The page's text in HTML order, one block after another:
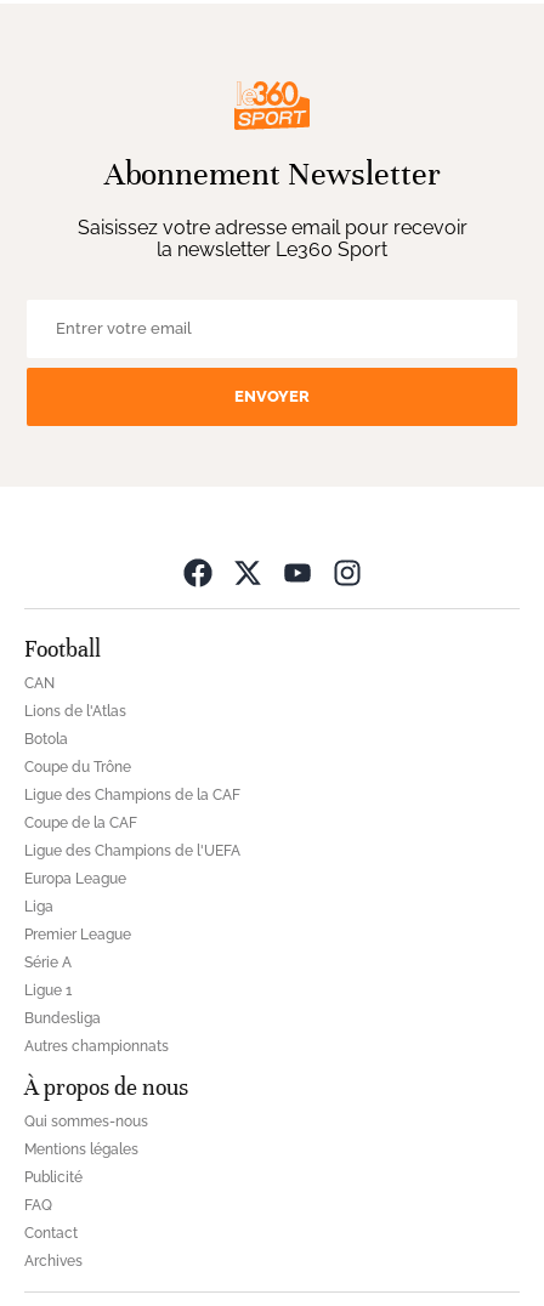
Abonnement Newsletter
Saisissez votre adresse email pour recevoir
la newsletter Le360 Sport
ENVOYER
Football
CAN
Lions de l'Atlas
Botola
Coupe du Trône
Ligue des Champions de la CAF
Coupe de la CAF
Ligue des Champions de l'UEFA
Europa League
Liga
Premier League
Série A
Ligue 1
Bundesliga
Autres championnats
À propos de nous
Qui sommes-nous
Mentions légales
Publicité
FAQ
Contact
Archives